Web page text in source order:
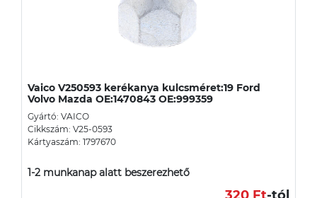
Vaico V250593 kerékanya kulcsméret:19 Ford
Volvo Mazda OE:1470843 OE:999359
Gyártó: VAICO
Cikkszám: V25-0593
Kártyaszám: 1797670
1-2 munkanap alatt beszerezhető